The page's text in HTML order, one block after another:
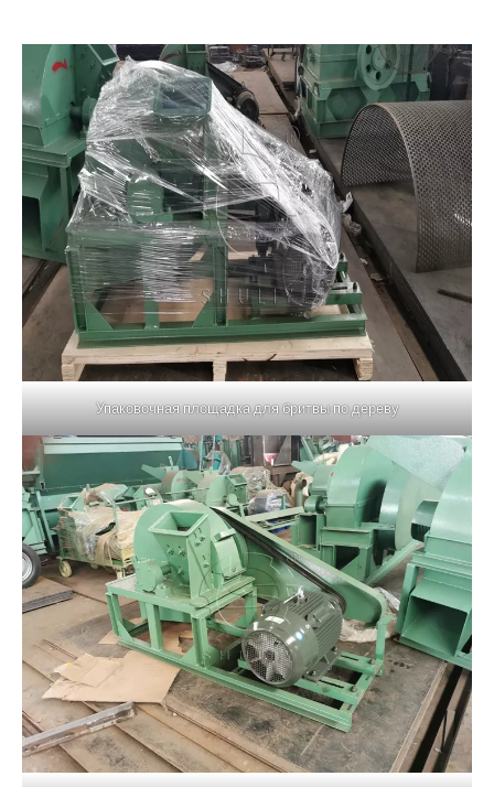
Упаковочная площадка для бритвы по дереву